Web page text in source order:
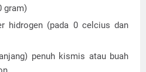
gram)
hidrogen (pada 0 celcius dan
penuh kismis atau buah